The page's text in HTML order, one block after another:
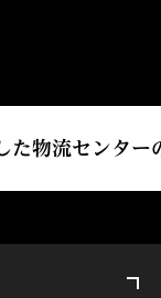
た物流センタ